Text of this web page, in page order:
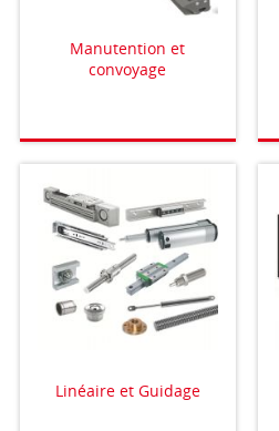
Manutention et
convoyage
Linéaire et Guidage